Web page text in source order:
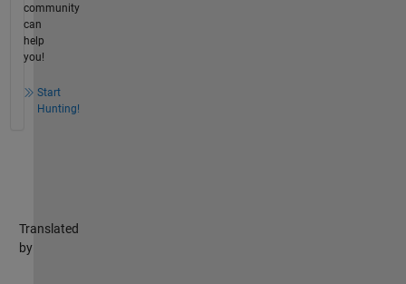
community
can
help
you!
Start
Hunting!
Translated
by